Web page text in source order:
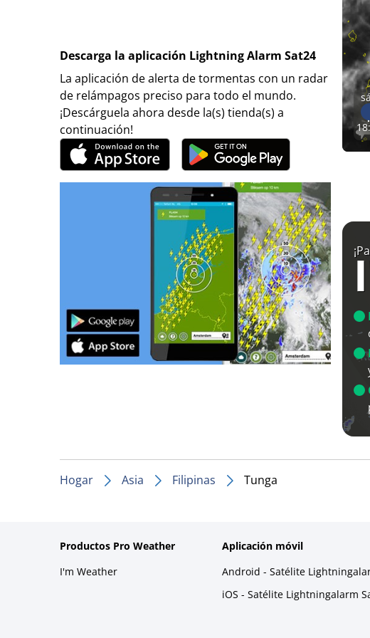
Descarga la aplicación Lightning Alarm Sat24
La aplicación de alerta de tormentas con un radar
de relámpagos preciso para todo el mundo.
¡Descárguela ahora desde la(s) tienda(s) a
continuación!
Hogar Asia Filipinas Tunga
Productos Pro Weather
I'm Weather
Aplicación móvil
Android - Satélite
iOS - Satélite Lightningalarm